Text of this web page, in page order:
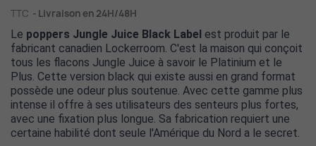
TTC Livraison en 24H/48H
Le poppers Jungle Juice Black Label est produit par le
fabricant canadien Lockerroom. C'est la maison qui conçoit
tous les flacons Jungle Juice à savoir le Platinium et le
Plus. Cette version black qui existe aussi en grand format
possède une odeur plus soutenue. Avec cette gamme plus
intense il offre à ses utilisateurs des senteurs plus fortes,
avec une fixation plus longue. Sa fabrication requiert une
certaine habilité dont seule l'Amérique du Nord a le secret.